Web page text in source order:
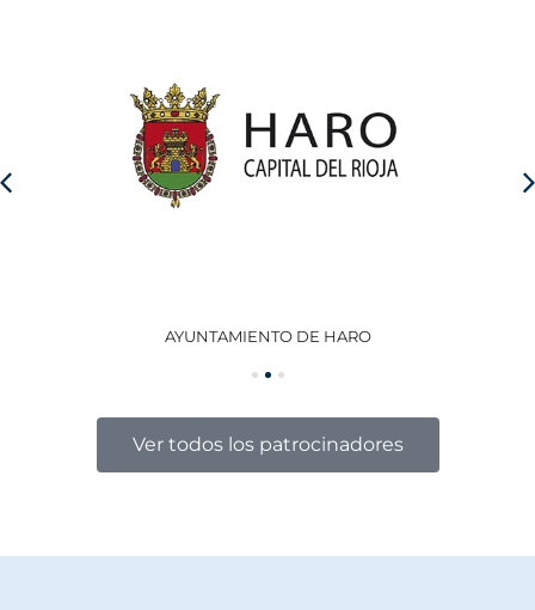
AYUNTAMIENTO DE HARO
Ver todos los patrocinadores